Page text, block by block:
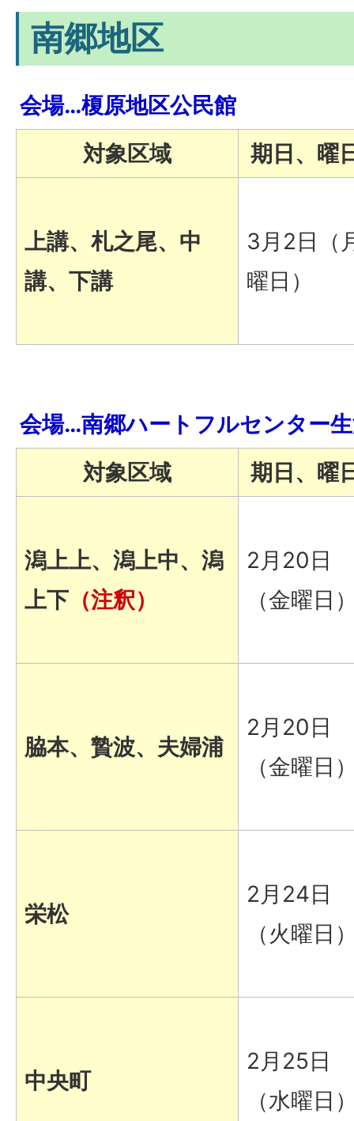
南郷地区
会場…榎原地区公民館
対象区域
期日、曜
上講、札之尾、中
講、下講
3月2日（
曜日）
会場…南郷ハートフルセンター
対象区域
期日、曜
潟上上、潟上中、潟
上下 （注釈）
2月20日
（金曜日
脇本、贄波、夫婦浦
2月20日
（金曜日
栄松
2月24日
（火曜日
中央町
2月25日
（水曜日